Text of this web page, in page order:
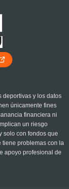
deportivas y los datos
únicamente fines
financiera ni
un riesgo
solo con fondos que
tiene problemas con la
apoyo profesional de